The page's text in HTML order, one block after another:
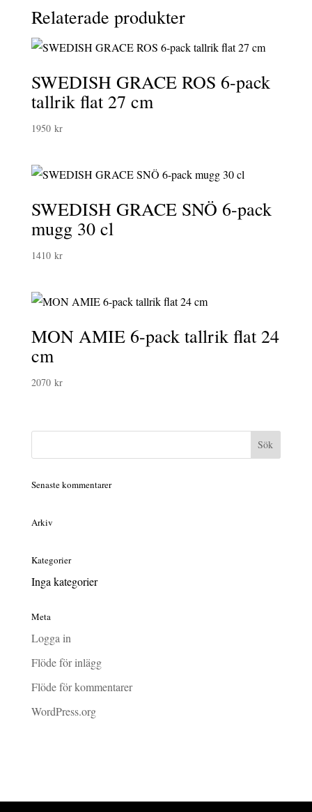
Relaterade produkter
SWEDISH GRACE ROS 6-pack
tallrik flat 27 cm
1950 kr
SWEDISH GRACE SNÖ 6-pack
mugg 30 cl
1410 kr
MON AMIE 6-pack tallrik flat 24
cm
2070 kr
Senaste kommentarer
Arkiv
Kategorier
Inga kategorier
Meta
Logga in
Flöde för inlägg
Flöde för kommentarer
WordPress.org